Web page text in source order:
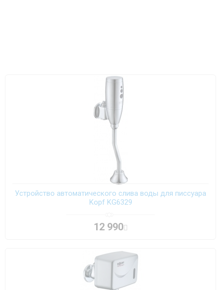
Устройство автоматического слива воды для писсуара
Kopf KG6329
12 990